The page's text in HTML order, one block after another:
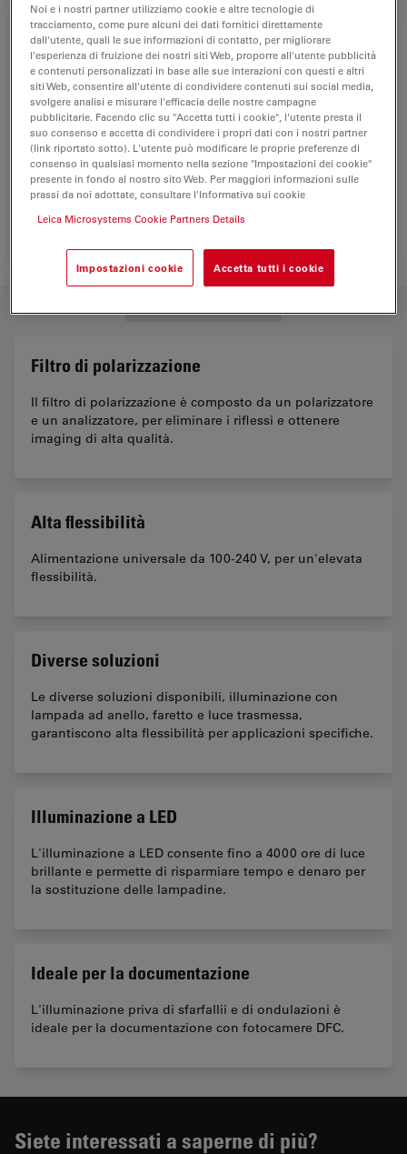
Filtro di polarizzazione
Il filtro di polarizzazione è composto da un polarizzatore
e un analizzatore, per eliminare i riflessi e ottenere
imaging di alta qualità.
Alta flessibilità
Alimentazione universale da 100-240 V, per un'elevata
flessibilità.
Diverse soluzioni
Le diverse soluzioni disponibili, illuminazione con
lampada ad anello, faretto e luce trasmessa,
garantiscono alta flessibilità per applicazioni specifiche.
Illuminazione a LED
L'illuminazione a LED consente fino a 4000 ore di luce
brillante e permette di risparmiare tempo e denaro per
la sostituzione delle lampadine.
Ideale per la documentazione
L'illuminazione priva di sfarfallii e di ondulazioni è
ideale per la documentazione con fotocamere DFC.
Siete interessati a saperne di più?
Noi e i nostri partner utilizziamo cookie e altre tecnologie di
tracciamento, come pure alcuni dei dati fornitici direttamente
dall'utente, quali le sue informazioni di contatto, per migliorare
l'esperienza di fruizione dei nostri siti Web, proporre all'utente pubblicità
e contenuti personalizzati in base alle sue interazioni con questi e altri
siti Web, consentire all'utente di condividere contenuti sui social media,
svolgere analisi e misurare l'efficacia delle nostre campagne
pubblicitarie. Facendo clic su "Accetta tutti i cookie", l'utente presta il
suo consenso e accetta di condividere i propri dati con i nostri partner
(link riportato sotto). L'utente può modificare le proprie preferenze di
consenso in qualsiasi momento nella sezione "Impostazioni dei cookie"
presente in fondo al nostro sito Web. Per maggiori informazioni sulle
prassi da noi adottate, consultare l'Informativa sui cookie
Leica Microsystems Cookie Partners Details
Impostazioni cookie Accetta tutti i cookie